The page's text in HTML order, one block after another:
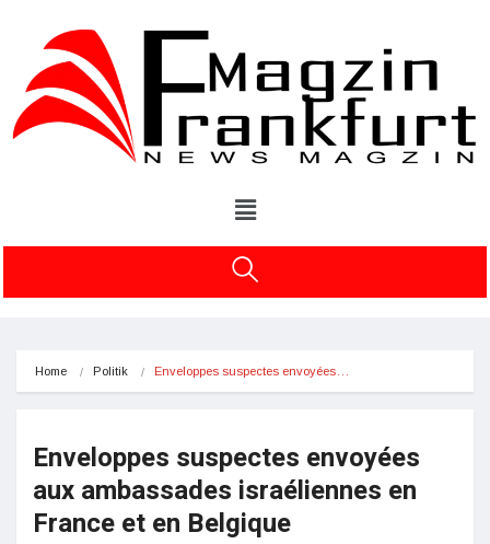
Home Politik Enveloppes suspectes envoyées…
Enveloppes suspectes envoyées
aux ambassades israéliennes en
France et en Belgique